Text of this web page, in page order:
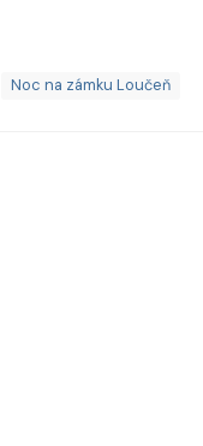
Noc na zámku Loučeň